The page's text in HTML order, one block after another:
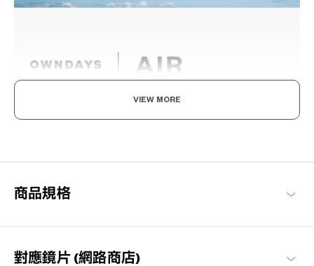
輕盈舒適，柔軟具彈性。
OWNDAYS | AIR 商品一覽
VIEW MORE
商品規格
對應鏡片 (網路商店)